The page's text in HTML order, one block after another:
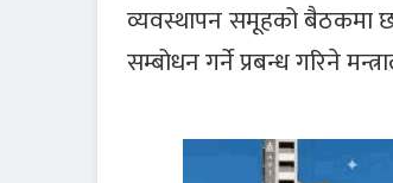
व्यवस्थापन समूहको बैठकमा
सम्बोधन गर्ने प्रबन्ध गरिने